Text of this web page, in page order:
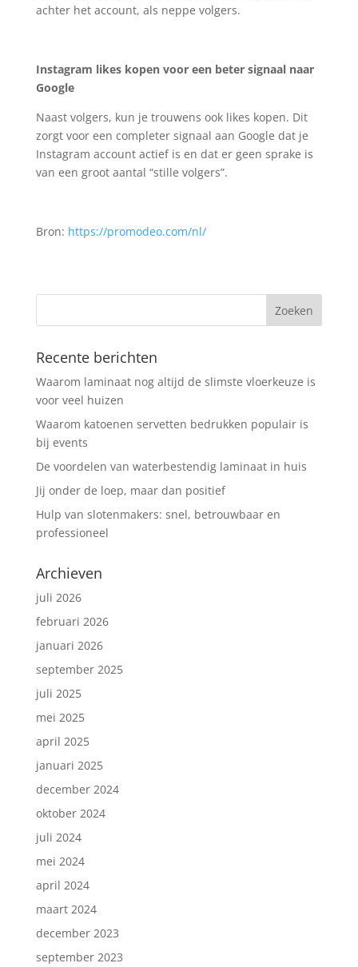
achter het account, als neppe volgers.
Instagram likes kopen voor een beter signaal naar
Google
Naast volgers, kun je trouwens ook likes kopen. Dit
zorgt voor een completer signaal aan Google dat je
Instagram account actief is en dat er geen sprake is
van een groot aantal “stille volgers”.
Bron: https://promodeo.com/nl/
Recente berichten
Waarom laminaat nog altijd de slimste vloerkeuze is
voor veel huizen
Waarom katoenen servetten bedrukken populair is
bij events
De voordelen van waterbestendig laminaat in huis
Jij onder de loep, maar dan positief
Hulp van slotenmakers: snel, betrouwbaar en
professioneel
Archieven
juli 2026
februari 2026
januari 2026
september 2025
juli 2025
mei 2025
april 2025
januari 2025
december 2024
oktober 2024
juli 2024
mei 2024
april 2024
maart 2024
december 2023
september 2023